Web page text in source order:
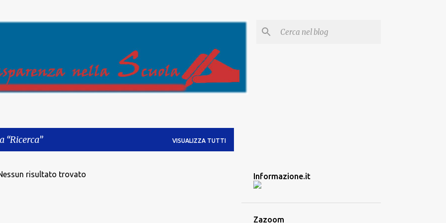
Ricerca VISUALIZZA TUTTI
risultato trovato Informazione.it
Zazoom